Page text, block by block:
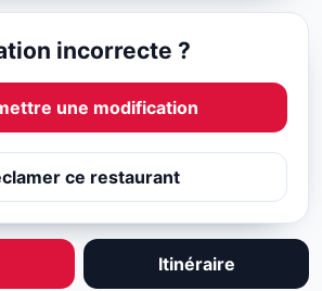
incorrecte ?
une modification
ce restaurant
Itinéraire